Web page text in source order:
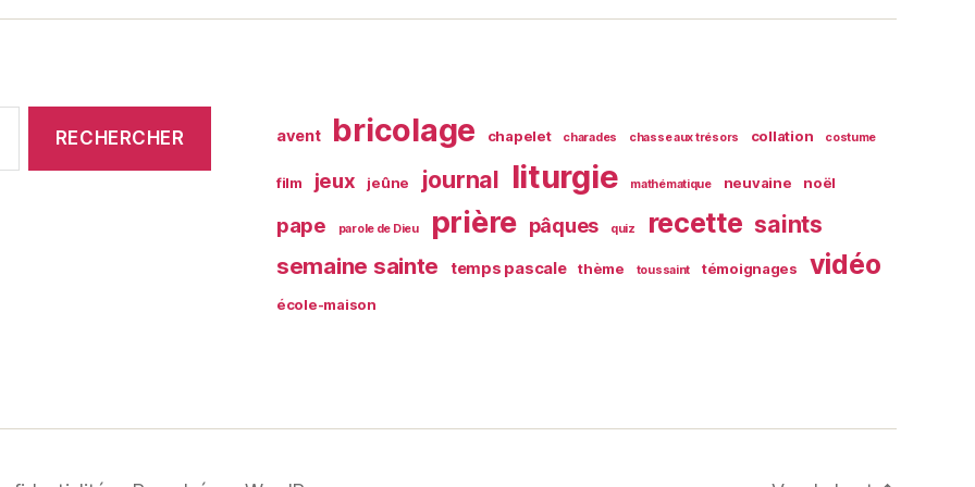
avent bricolage chapelet charades chasse aux trésors collation costume
film jeux jeûne journal liturgie mathématique neuvaine noël
pape parole de Dieu prière pâques quiz recette saints
semaine sainte temps pascale thème toussaint témoignages vidéo
école-maison